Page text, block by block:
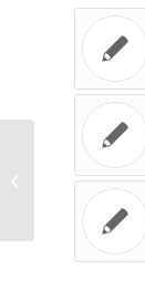
Morphotop
encore plus